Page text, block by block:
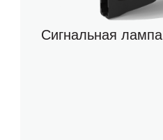
Сигнальная лампа